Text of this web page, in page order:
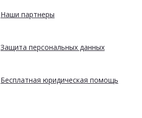
Наши партнеры
Защита персональных данных
Бесплатная юридическая помощь